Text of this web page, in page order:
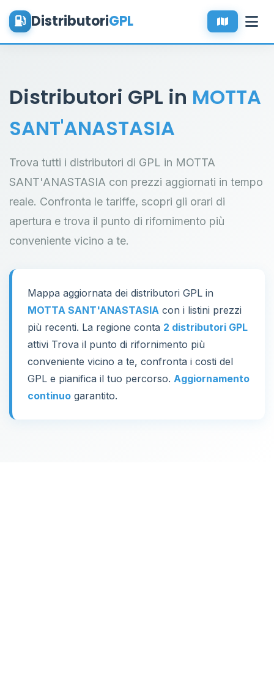
DistributoriGPL
Distributori GPL in MOTTA
SANT'ANASTASIA
Trova tutti i distributori di GPL in MOTTA
SANT'ANASTASIA con prezzi aggiornati in tempo
reale. Confronta le tariffe, scopri gli orari di
apertura e trova il punto di rifornimento più
conveniente vicino a te.
Mappa aggiornata dei distributori GPL in
MOTTA SANT'ANASTASIA con i listini prezzi
più recenti. La regione conta 2 distributori GPL
attivi Trova il punto di rifornimento più
conveniente vicino a te, confronta i costi del
GPL e pianifica il tuo percorso. Aggiornamento
continuo garantito.